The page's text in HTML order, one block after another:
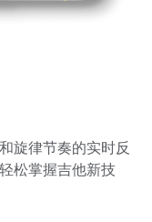
旋律节奏的实时反
松掌握吉他新技